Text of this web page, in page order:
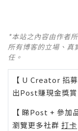
*本站之內容由作者
所有博客的立場、真
任。
【 U Creator 招募
出Post賺現金獎
【 睇Post + 參加
瀏覽更多社群 打卡